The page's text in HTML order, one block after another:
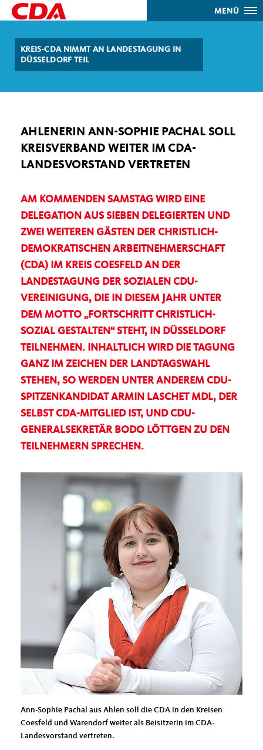
MENÜ
KREIS-CDA NIMMT AN LANDESTAGUNG IN
DÜSSELDORF TEIL
AHLENERIN ANN-SOPHIE PACHAL SOLL
KREISVERBAND WEITER IM CDA-
LANDESVORSTAND VERTRETEN
AM KOMMENDEN SAMSTAG WIRD EINE
DELEGATION AUS SIEBEN DELEGIERTEN UND
ZWEI WEITEREN GÄSTEN DER CHRISTLICH-
DEMOKRATISCHEN ARBEITNEHMERSCHAFT
(CDA) IM KREIS COESFELD AN DER
LANDESTAGUNG DER SOZIALEN CDU-
VEREINIGUNG, DIE IN DIESEM JAHR UNTER
DEM MOTTO „FORTSCHRITT CHRISTLICH-
SOZIAL GESTALTEN“ STEHT, IN DÜSSELDORF
TEILNEHMEN. INHALTLICH WIRD DIE TAGUNG
GANZ IM ZEICHEN DER LANDTAGSWAHL
STEHEN, SO WERDEN UNTER ANDEREM CDU-
SPITZENKANDIDAT ARMIN LASCHET MDL, DER
SELBST CDA-MITGLIED IST, UND CDU-
GENERALSEKRETÄR BODO LÖTTGEN ZU DEN
TEILNEHMERN SPRECHEN.
Ann-Sophie Pachal aus Ahlen soll die CDA in den Kreisen
Coesfeld und Warendorf weiter als Beisitzerin im CDA-
Landesvorstand vertreten.